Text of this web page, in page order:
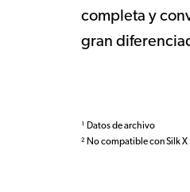
completa y
gran
¹ Datos de archivo
² No compatible con Silk X